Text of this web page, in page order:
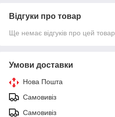
Відгуки про товар
Ще немає відгуків про цей товар
Умови доставки
Нова Пошта
Самовивіз
Самовивіз